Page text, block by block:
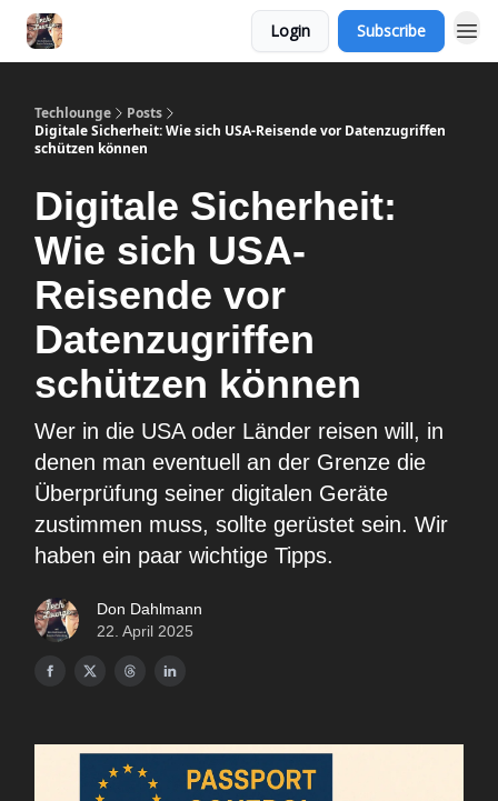
Login Subscribe
Techlounge
Posts
Digitale Sicherheit: Wie sich USA-Reisende vor Datenzugriffen
schützen können
Digitale Sicherheit:
Wie sich USA-
Reisende vor
Datenzugriffen
schützen können
Wer in die USA oder Länder reisen will, in
denen man eventuell an der Grenze die
Überprüfung seiner digitalen Geräte
zustimmen muss, sollte gerüstet sein. Wir
haben ein paar wichtige Tipps.
Don Dahlmann
22. April 2025